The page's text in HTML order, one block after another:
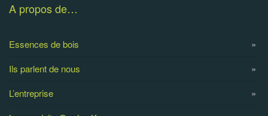
A propos de…
Essences de bois
Ils parlent de nous
L’entreprise